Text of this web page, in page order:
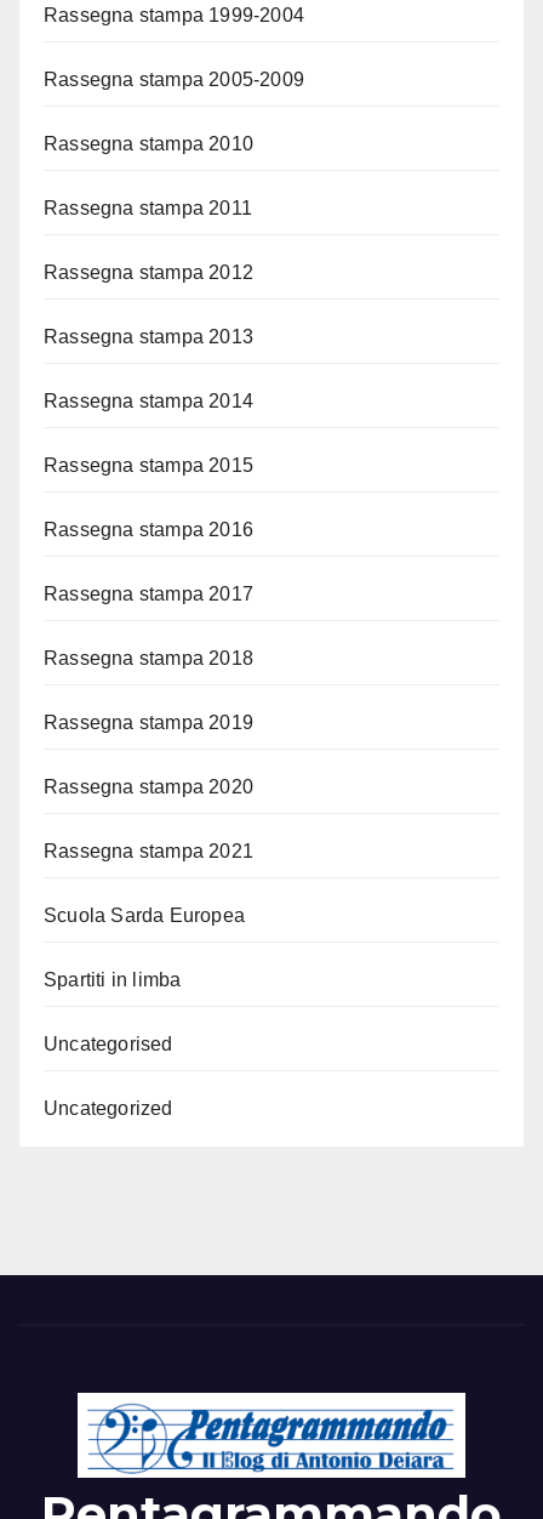
Rassegna stampa 1999-2004
Rassegna stampa 2005-2009
Rassegna stampa 2010
Rassegna stampa 2011
Rassegna stampa 2012
Rassegna stampa 2013
Rassegna stampa 2014
Rassegna stampa 2015
Rassegna stampa 2016
Rassegna stampa 2017
Rassegna stampa 2018
Rassegna stampa 2019
Rassegna stampa 2020
Rassegna stampa 2021
Scuola Sarda Europea
Spartiti in limba
Uncategorised
Uncategorized